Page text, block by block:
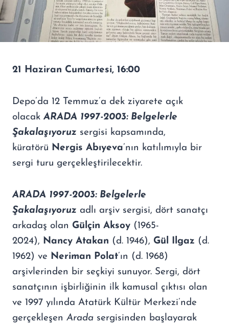
21 Haziran Cumartesi, 16:00
Depo’da 12 Temmuz’a dek ziyarete açık
olacakARADA 1997-2003: Belgelerle
Şakalaşıyoruz sergisi kapsamında,
küratörü Nergis Abıyeva’nın katılımıyla bir
sergi turu gerçekleştirilecektir.
ARADA 1997-2003: Belgelerle
Şakalaşıyoruz adlı arşiv sergisi, dört sanatçı
arkadaş olan Gülçin Aksoy (1965-
2024), Nancy Atakan (d. 1946), Gül Ilgaz (d.
1962) ve Neriman Polat’ın (d. 1968)
arşivlerinden bir seçkiyi sunuyor. Sergi, dört
sanatçının işbirliğinin ilk kamusal çıktısı olan
ve 1997 yılında Atatürk Kültür Merkezi’nde
gerçekleşen Arada sergisinden başlayarak